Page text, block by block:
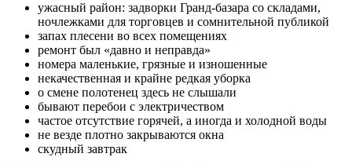
ужасный район: задворки Гранд-базара со складами,
ночлежками для торговцев и сомнительной публикой
запах плесени во всех помещениях
ремонт был «давно и неправда»
номера маленькие, грязные и изношенные
некачественная и крайне редкая уборка
о смене полотенец здесь не слышали
бывают перебои с электричеством
частое отсутствие горячей, а иногда и холодной воды
не везде плотно закрываются окна
скудный завтрак